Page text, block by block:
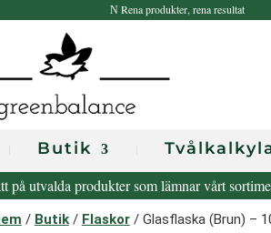
N Rena produkter, rena resultat
Butik
utvalda produkter som lämnar vårt
/ Butik/ Flaskor/ Glasflaska (Brun) –